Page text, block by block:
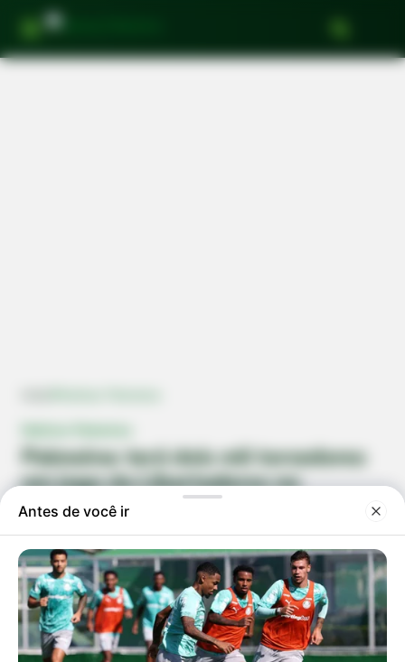
Últimas Notícias
Palmeiras terá dois mil torcedores
em jogo da Libertadores no
Mineirão
torcidas visitantes tenham a mesma carga de ingressos nos
dois jogos das oitavas
Leonardo Barbieri